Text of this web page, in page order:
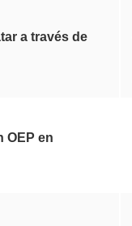
a través de
OEP en